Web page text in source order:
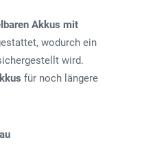
Akkus mit
wodurch ein
wird.
für noch längere